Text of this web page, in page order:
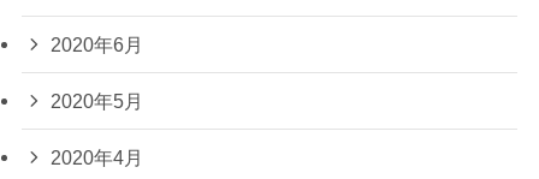
2020年6月
2020年5月
2020年4月